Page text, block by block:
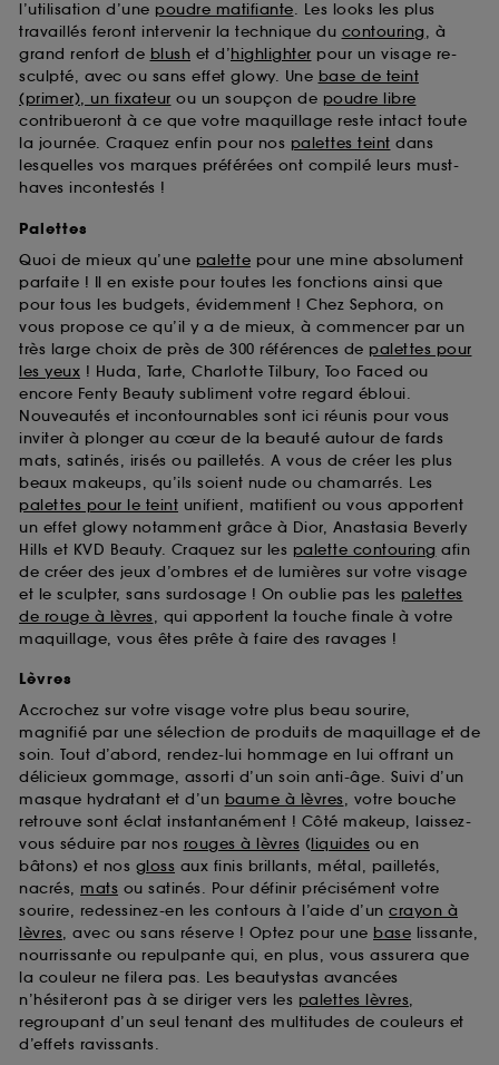
l’utilisation d’une poudre matifiante. Les looks les plus
travaillés feront intervenir la technique du contouring, à
grand renfort de blush et d’highlighter pour un visage re-
sculpté, avec ou sans effet glowy. Une base de teint
(primer), un fixateur ou un soupçon de poudre libre
contribueront à ce que votre maquillage reste intact toute
la journée. Craquez enfin pour nos palettes teint dans
lesquelles vos marques préférées ont compilé leurs must-
haves incontestés !
Palettes
Quoi de mieux qu’une palette pour une mine absolument
parfaite ! Il en existe pour toutes les fonctions ainsi que
pour tous les budgets, évidemment ! Chez Sephora, on
vous propose ce qu’il y a de mieux, à commencer par un
très large choix de près de 300 références de palettes pour
les yeux ! Huda, Tarte, Charlotte Tilbury, Too Faced ou
encore Fenty Beauty subliment votre regard ébloui.
Nouveautés et incontournables sont ici réunis pour vous
inviter à plonger au cœur de la beauté autour de fards
mats, satinés, irisés ou pailletés. A vous de créer les plus
beaux makeups, qu’ils soient nude ou chamarrés. Les
palettes pour le teint unifient, matifient ou vous apportent
un effet glowy notamment grâce à Dior, Anastasia Beverly
Hills et KVD Beauty. Craquez sur les palette contouring afin
de créer des jeux d’ombres et de lumières sur votre visage
et le sculpter, sans surdosage ! On oublie pas les palettes
de rouge à lèvres, qui apportent la touche finale à votre
maquillage, vous êtes prête à faire des ravages !
Lèvres
Accrochez sur votre visage votre plus beau sourire,
magnifié par une sélection de produits de maquillage et de
soin. Tout d’abord, rendez-lui hommage en lui offrant un
délicieux gommage, assorti d’un soin anti-âge. Suivi d’un
masque hydratant et d’un baume à lèvres, votre bouche
retrouve sont éclat instantanément ! Côté makeup, laissez-
vous séduire par nos rouges à lèvres (liquides ou en
bâtons) et nos gloss aux finis brillants, métal, pailletés,
nacrés, mats ou satinés. Pour définir précisément votre
sourire, redessinez-en les contours à l’aide d’un crayon à
lèvres, avec ou sans réserve ! Optez pour une base lissante,
nourrissante ou repulpante qui, en plus, vous assurera que
la couleur ne filera pas. Les beautystas avancées
n’hésiteront pas à se diriger vers les palettes lèvres,
regroupant d’un seul tenant des multitudes de couleurs et
d’effets ravissants.